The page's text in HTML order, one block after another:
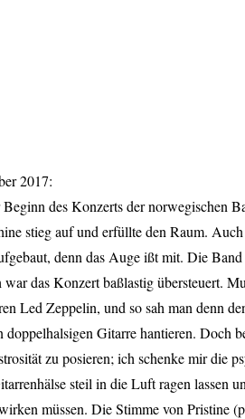
2017:
des Konzerts der norwegischen
stieg auf und erfüllte den Raum.
denn das Auge ißt mit. Die Band
das Konzert baßlastig übersteuert.
Led Zeppelin, und so sah man denn
Gitarre hantieren. Doch
zu posieren; ich schenke mir die
steil in die Luft ragen lassen
müssen. Die Stimme von Pristine